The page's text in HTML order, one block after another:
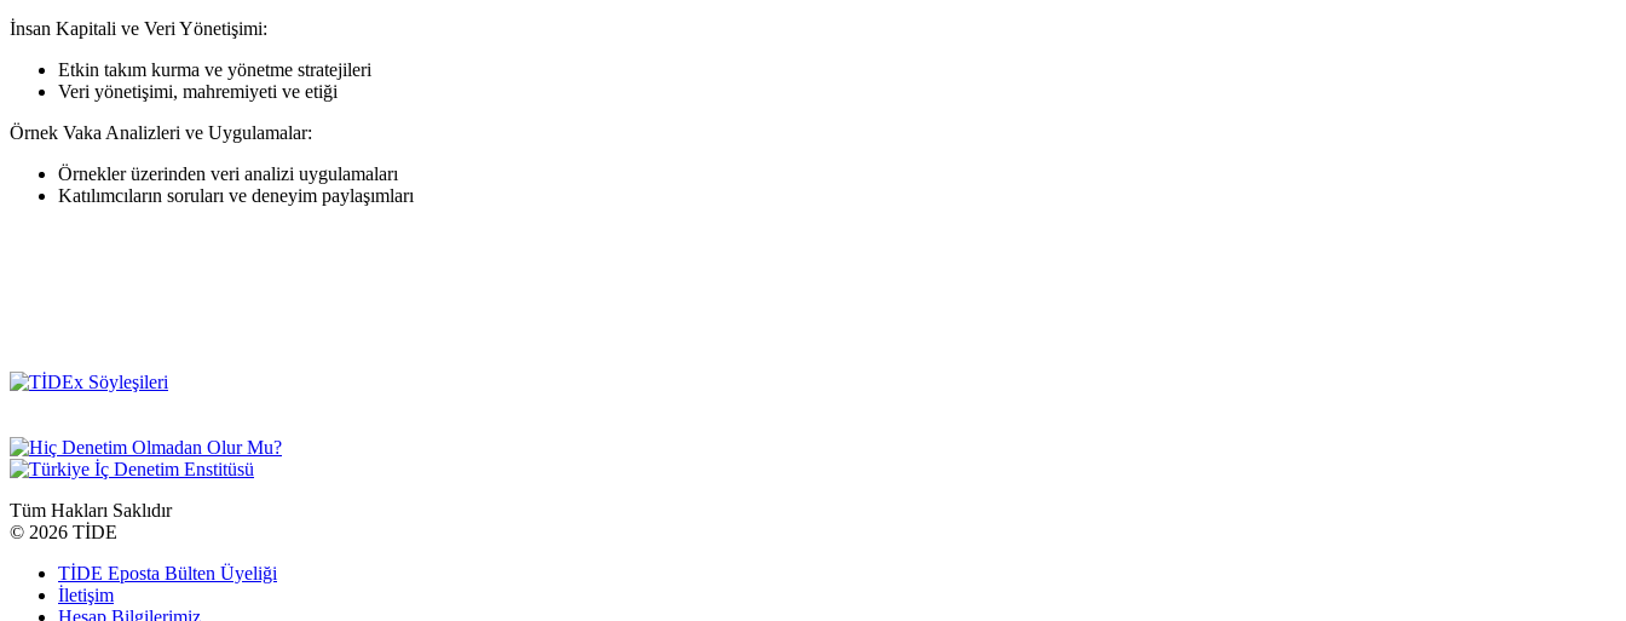
İnsan Kapitali ve Veri Yönetişimi:
Etkin takım kurma ve yönetme stratejileri
Veri yönetişimi, mahremiyeti ve etiği
Örnek Vaka Analizleri ve Uygulamalar:
Örnekler üzerinden veri analizi uygulamaları
Katılımcıların soruları ve deneyim paylaşımları
Tüm Hakları Saklıdır
© 2026 TİDE
TİDE Eposta Bülten Üyeliği
İletişim